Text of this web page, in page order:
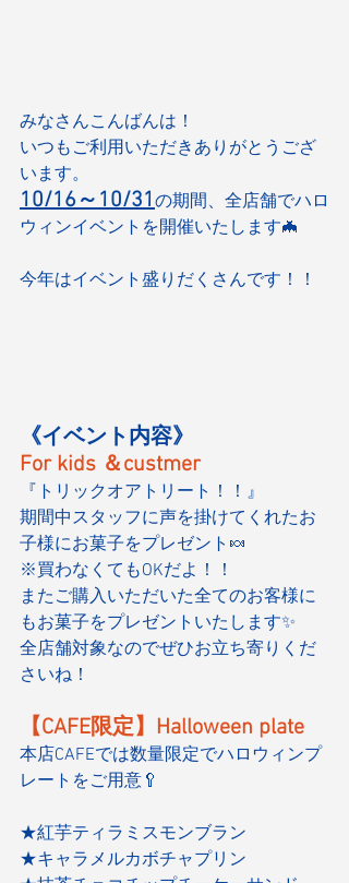
みなさんこんばんは！
いつもご利用いただきありがとうござ
います。
10/16～10/31の期間、全店舗でハロ
ウィンイベントを開催いたします🦇
今年はイベント盛りだくさんです！！
《イベント内容》
For kids ＆custmer
『トリックオアトリート！！』
期間中スタッフに声を掛けてくれたお
子様にお菓子をプレゼント🍬
※買わなくてもOKだよ！！
またご購入いただいた全てのお客様に
もお菓子をプレゼントいたします✨
全店舗対象なのでぜひお立ち寄りくだ
さいね！
【CAFE限定】Halloween plate
本店CAFEでは数量限定でハロウィンプ
レートをご用意🥄
★紅芋ティラミスモンブラン
★キャラメルカボチャプリン